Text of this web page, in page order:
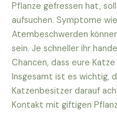
Pflanze gefressen hat,
aufsuchen. Symptome
Atembeschwerden
sein. Je schneller ihr
Chancen, dass eure
Insgesamt ist es wichtig,
Katzenbesitzer darauf
Kontakt mit giftigen